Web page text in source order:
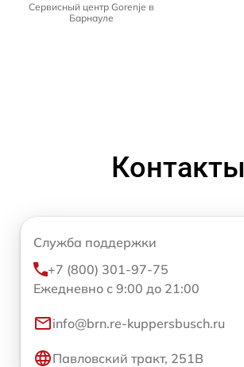
Сервисный центр Gorenje в
Барнауле
Контакты
Служба поддержки
+7 (800) 301-97-75
Ежедневно с 9:00 до 21:00
info@brn.re-kuppersbusch.ru
Павловский тракт, 251В